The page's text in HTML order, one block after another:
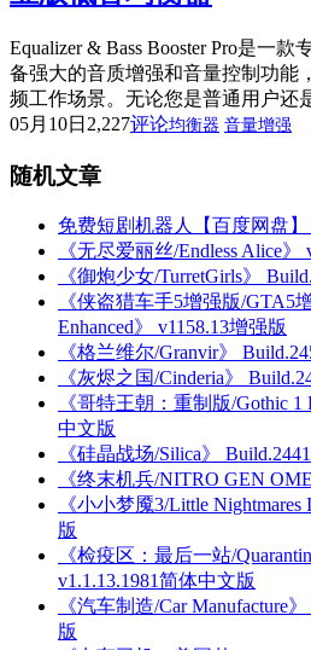
Equalizer & Bass Booster Pro是一
备强大的音质增强和音量控制功能
频工作场景。无论您是普通用户还
05月10日 2,227评论均衡器 音量增强
随机文章
免费短剧机器人【百度网盘】
《无尽爱丽丝/Endless Alice
《御炮少女/TurretGirls》
《侠盗猎车手5增强版/GTA5
Enhanced》 v1158.13增强版
《格兰维尔/Granvir》
《灰烬之国/Cinderia》
《哥特王朝：重制版/Gothic 1
中文版
《硅晶战场/Silica》
《终末机兵/NITRO GEN
《小小梦魇3/Little
版
《检疫区：最后一站/
v1.1.13.1981简体中文版
《汽车制造/Car Manufacture
版